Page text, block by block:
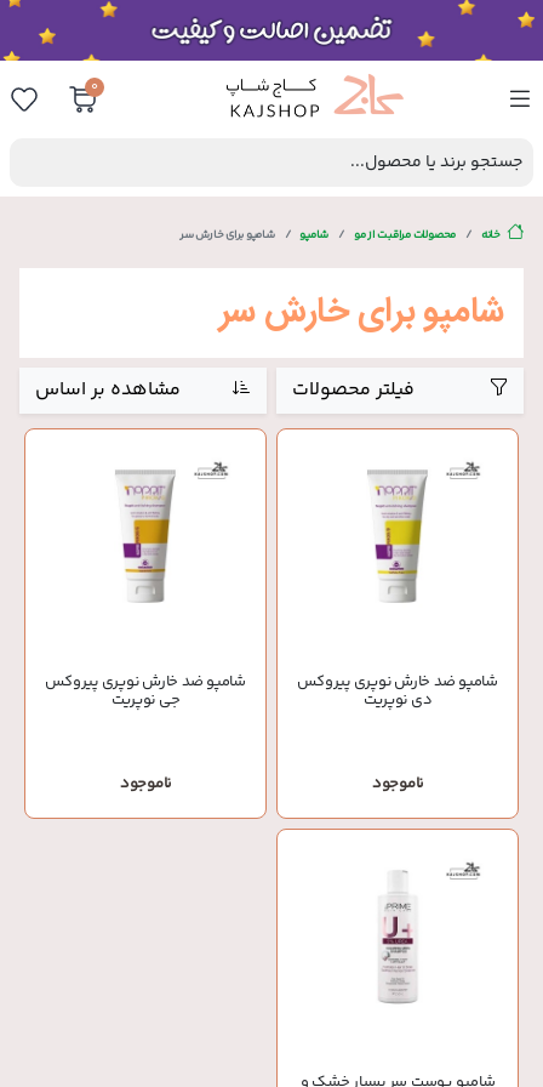
0
جستجو برند یا محصول...
خانه محصولات مراقبت از مو شامپو شامپو برای خارش سر
شامپو برای خارش سر
فیلتر محصولات مشاهده بر اساس
شامپو ضد خارش نوپری پیروکس
دی نوپریت
ناموجود
شامپو ضد خارش نوپری پیروکس
جی نوپریت
ناموجود